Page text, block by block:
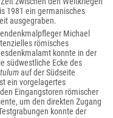
1981 ein germanisches
ausgegraben.
Michael
römisches
konnte in der
südwestliche Ecke des
auf der Südseite
ein vorgelagertes
Eingangstoren römischer
um den direkten Zugang
konnte der